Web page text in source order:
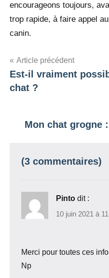
encourageons toujours,
trop rapide, à faire appel
canin.
Navigation
de
Article précédent
Est-il vraiment
chat ?
Mon chat grogne
(3 commentaires)
Pinto dit :
10 juin 2021 à
Merci pour toutes ces
Np